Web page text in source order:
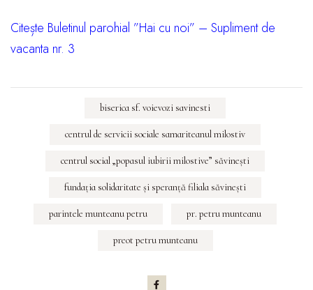
Citește Buletinul parohial ”Hai cu noi” – Supliment de
vacanta nr. 3
biserica sf. voievozi savinesti
centrul de servicii sociale samariteanul milostiv
centrul social „popasul iubirii milostive” săvineşti
fundaţia solidaritate şi speranţă filiala săvineşti
parintele munteanu petru pr. petru munteanu
preot petru munteanu